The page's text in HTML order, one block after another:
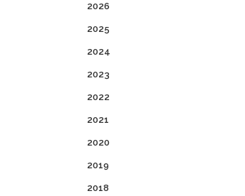
2026
2025
2024
2023
2022
2021
2020
2019
2018